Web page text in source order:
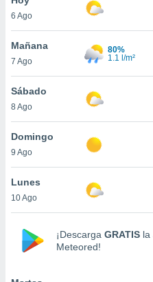
en
más
nuestra
de
6 Ago
Mañana
7 Ago
80%
1.1 l/m²
Sábado
8 Ago
Domingo
9 Ago
Lunes
10 Ago
¡Descarga GRATIS la
Meteored!